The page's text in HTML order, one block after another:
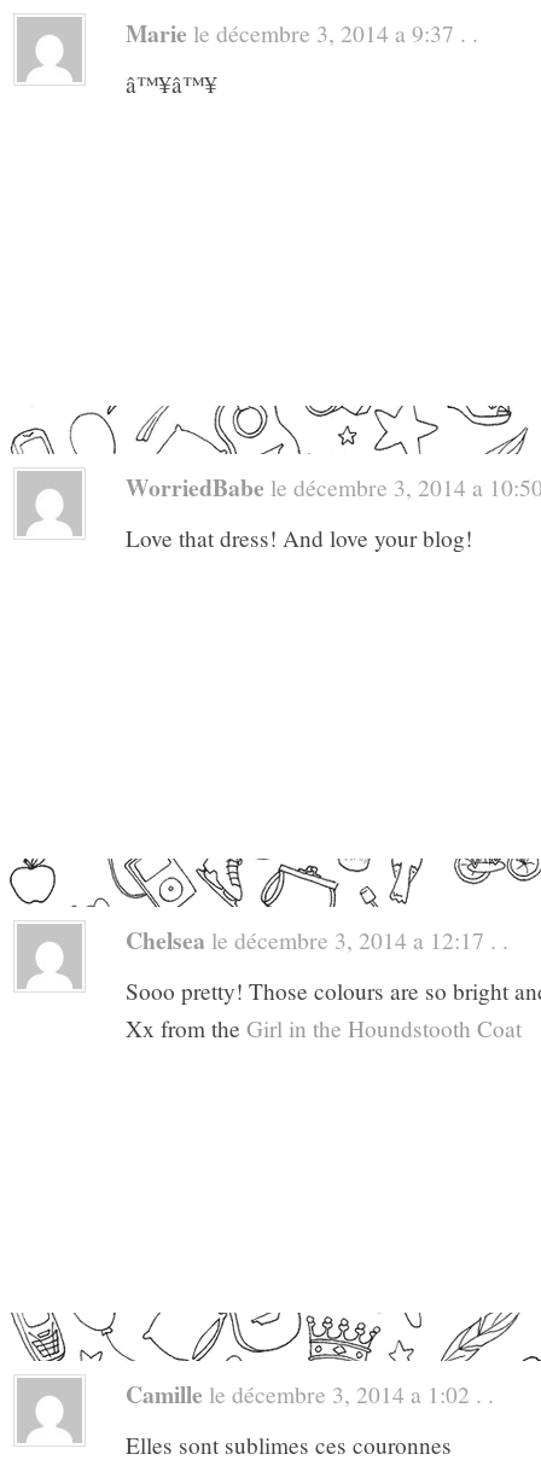
Marie le décembre 3, 2014 a 9:37 . .
â™¥â™¥
WorriedBabe le décembre 3, 2014 a
Love that dress! And love your blog!
Chelsea le décembre 3, 2014 a 12:17 . .
Sooo pretty! Those colours are so bright
Xx from the Girl in the Houndstooth Coat
Camille le décembre 3, 2014 a 1:02 . .
Elles sont sublimes ces couronnes